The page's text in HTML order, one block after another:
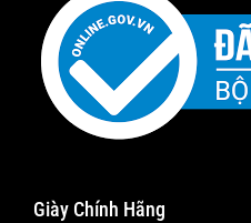
Giày Chính Hãng